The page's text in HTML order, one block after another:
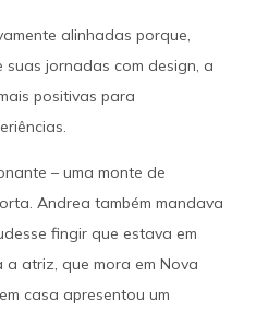
alinhadas porque,
jornadas com design, a
positivas para
– uma monte de
Andrea também mandava
fingir que estava em
a atriz, que mora em Nova
casa apresentou um